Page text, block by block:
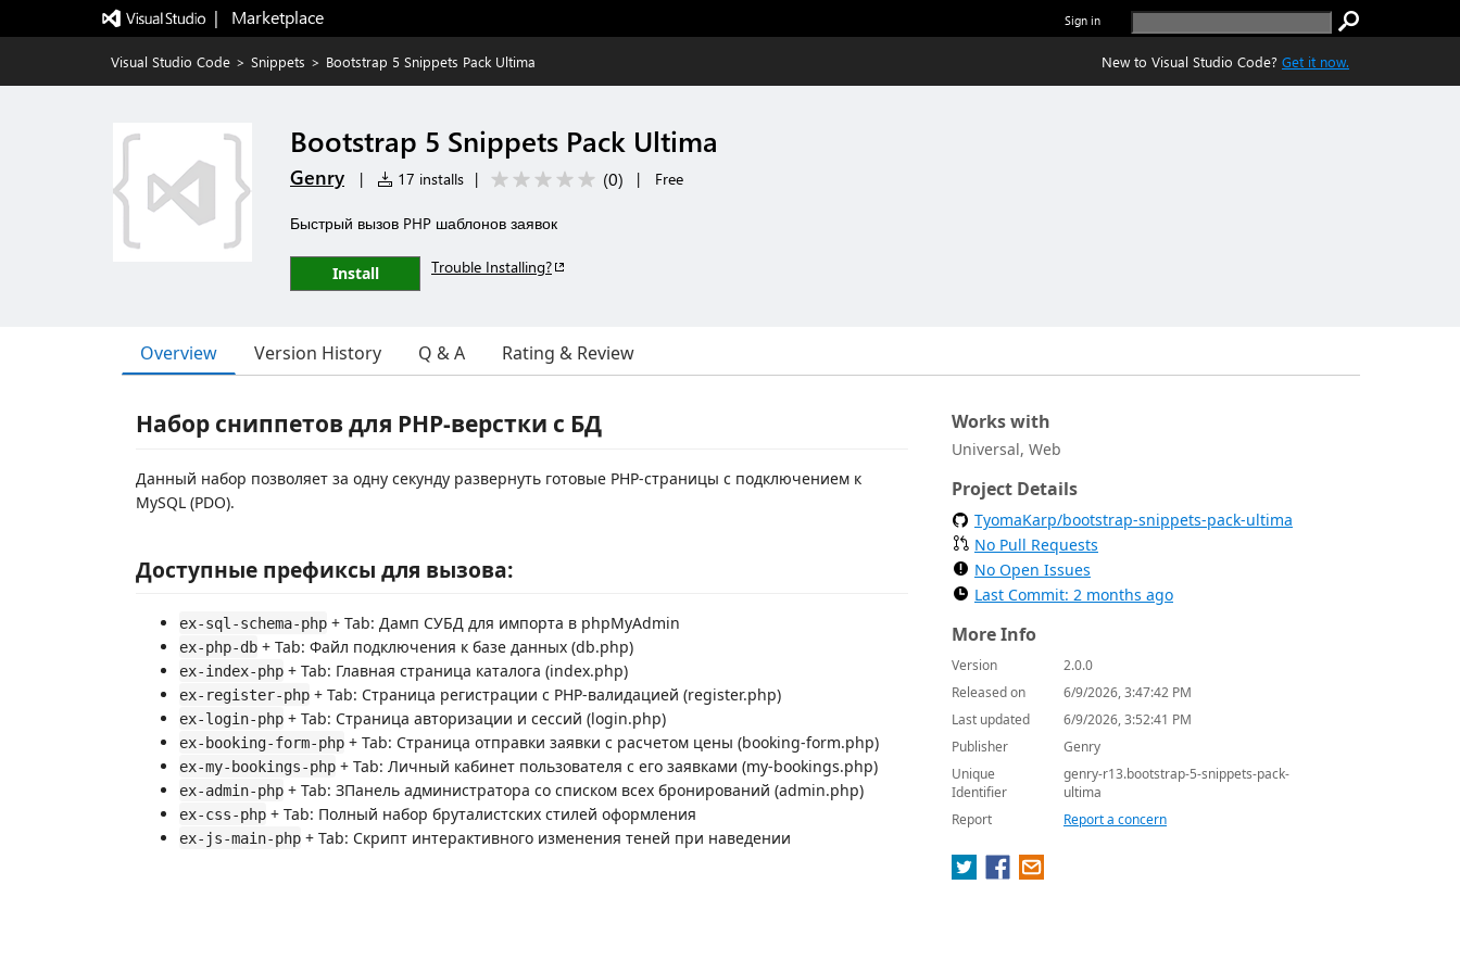
|   Marketplace Sign in
Visual Studio Code > Snippets > Bootstrap 5 Snippets Pack Ultima New to Visual Studio Code? Get it now.
Bootstrap 5 Snippets Pack Ultima
Genry | 17 installs | (0) | Free
Быстрый вызов PHP шаблонов заявок
Install Trouble Installing?
Overview Version History Q & A Rating & Review
Набор сниппетов для PHP-верстки с БД
Данный набор позволяет за одну секунду развернуть готовые PHP-страницы с подключением к
MySQL (PDO).
Доступные префиксы для вызова:
ex-sql-schema-php + Tab: Дамп СУБД для импорта в phpMyAdmin
ex-php-db + Tab: Файл подключения к базе данных (db.php)
ex-index-php + Tab: Главная страница каталога (index.php)
ex-register-php + Tab: Страница регистрации с PHP-валидацией (register.php)
ex-login-php + Tab: Страница авторизации и сессий (login.php)
ex-booking-form-php + Tab: Страница отправки заявки с расчетом цены (booking-form.php)
ex-my-bookings-php + Tab: Личный кабинет пользователя с его заявками (my-bookings.php)
ex-admin-php + Tab: ЗПанель администратора со списком всех бронирований (admin.php)
ex-css-php + Tab: Полный набор бруталистских стилей оформления
ex-js-main-php + Tab: Скрипт интерактивного изменения теней при наведении
Works with
Universal, Web
Project Details
TyomaKarp/bootstrap-snippets-pack-ultima
No Pull Requests
No Open Issues
Last Commit: 2 months ago
More Info
Version
2.0.0
Released on
6/9/2026, 3:47:42 PM
Last updated
6/9/2026, 3:52:41 PM
Publisher
Genry
Unique
Identifier
genry-r13.bootstrap-5-snippets-pack-
ultima
Report
Report a concern